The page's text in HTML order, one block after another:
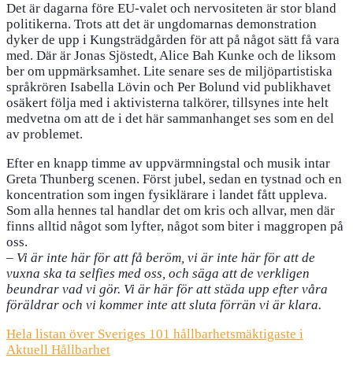
Det är dagarna före EU-valet och nervositeten är stor bland
politikerna. Trots att det är ungdomarnas demonstration
dyker de upp i Kungsträdgården för att på något sätt få vara
med. Där är Jonas Sjöstedt, Alice Bah Kunke och de liksom
ber om uppmärksamhet. Lite senare ses de miljöpartistiska
språkrören Isabella Lövin och Per Bolund vid publikhavet
osäkert följa med i aktivisterna talkörer, tillsynes inte helt
medvetna om att de i det här sammanhanget ses som en del
av problemet.
Efter en knapp timme av uppvärmningstal och musik intar
Greta Thunberg scenen. Först jubel, sedan en tystnad och en
koncentration som ingen fysiklärare i landet fått uppleva.
Som alla hennes tal handlar det om kris och allvar, men där
finns alltid något som lyfter, något som biter i maggropen på
oss.
– Vi är inte här för att få beröm, vi är inte här för att de
vuxna ska ta selfies med oss, och säga att de verkligen
beundrar vad vi gör. Vi är här för att städa upp efter våra
föräldrar och vi kommer inte att sluta förrän vi är klara.
Hela listan över Sveriges 101 hållbarhetsmäktigaste i
Aktuell Hållbarhet